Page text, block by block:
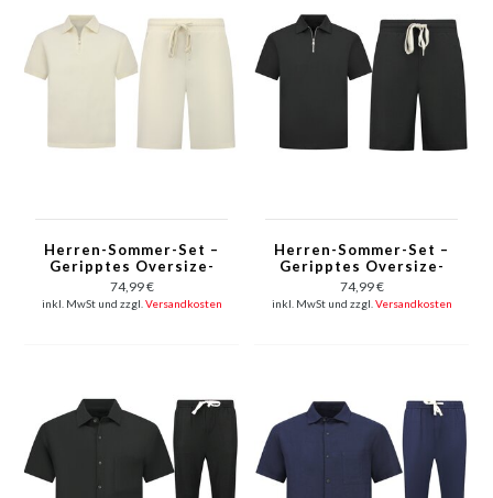
Herren-Sommer-Set –
Geripptes Oversize-
Poloshirt und Shorts –
Kombi-Set – F-5827 –
Beige
74,99 €
inkl. MwSt und zzgl. Versandkosten
Herren-Sommer-Set –
Geripptes Oversize-
Poloshirt und Shorts –
Kombi-Set – F-5827 –
Schwarz
74,99 €
inkl. MwSt und zzgl. Versandkosten